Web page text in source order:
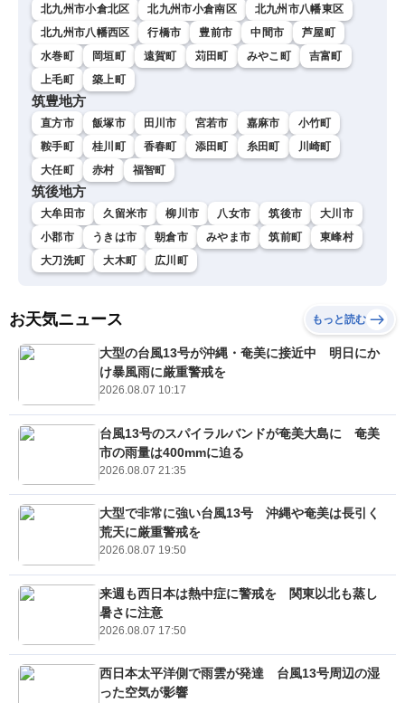
北九州市小倉北区 北九州市小倉南区
北九州市八幡東区
北九州市八幡西区
行橋市 豊前市 中間市
芦屋町
水巻町
岡垣町 遠賀町 苅田町 みやこ町
吉富町
上毛町
築上町
筑豊地方
直方市 飯塚市 田川市 宮若市 嘉麻市
小竹町
鞍手町
桂川町 香春町 添田町 糸田町
川崎町
大任町
赤村 福智町
筑後地方
大牟田市 久留米市 柳川市 八女市 筑後市
大川市
小郡市
うきは市 朝倉市 みやま市 筑前町
東峰村
大刀洗町
大木町 広川町
お天気ニュース もっと読む
大型の台風13号が沖縄・奄美に接近中 明日にか
け暴風雨に厳重警戒を
2026.08.07 10:17
台風13号のスパイラルバンドが奄美大島に 奄美
市の雨量は400mmに迫る
2026.08.07 21:35
大型で非常に強い台風13号 沖縄や奄美は長引く
荒天に厳重警戒を
2026.08.07 19:50
来週も西日本は熱中症に警戒を 関東以北も蒸し
暑さに注意
2026.08.07 17:50
西日本太平洋側で雨雲が発達 台風13号周辺の湿
った空気が影響